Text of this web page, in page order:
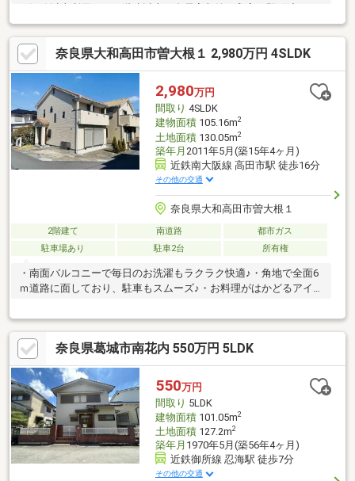
床下収納、システムキッチン、浴室に窓、平坦地
奈良県大和高田市曽大根１ 2,980万円 4SLDK
2,980万円
間取り 4SLDK
建物面積105.16m2
土地面積130.05m2
築年月 2011年5月(築15年4ヶ月)
近鉄南大阪線 高田市駅 徒歩16分
その他の交通
奈良県大和高田市曽大根１
2階建て 南道路
都市ガス
駐車場あり
駐車2台 所有権
・南面バルコニーで毎日のお洗濯もラクラク快適♪・角地で全面6
ｍ道路に面しており、駐車もスムーズ♪・お料理がはかどるアイラ
奈良県葛城市南花内 550万円 5LDK
550万円
間取り 5LDK
建物面積101.05m2
土地面積127.2m2
築年月 1970年5月(築56年4ヶ月)
近鉄御所線 忍海駅 徒歩7分
その他の交通